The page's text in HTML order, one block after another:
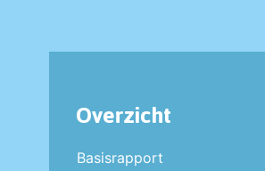
Overzicht
Basisrapport